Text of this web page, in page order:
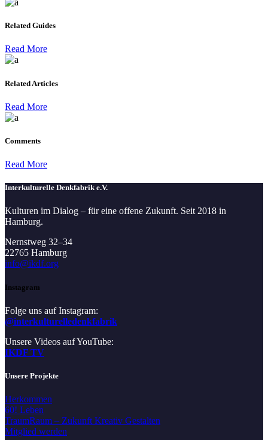
Related Guides
Read More
Related Articles
Read More
Comments
Read More
Interkulturelle Denkfabrik e.V.
Kulturen im Dialog – für eine offene Zukunft. Seit 2018 in
Hamburg.
Nernstweg 32–34
22765 Hamburg
info@ikdf.org
Instagram
Folge uns auf Instagram:
@interkulturelledenkfabrik
Unsere Videos auf YouTube:
IKDF TV
Unsere Projekte
Herkommen
60! Leben
TraumRaum – Zukunft Kreativ Gestalten
Mitglied werden